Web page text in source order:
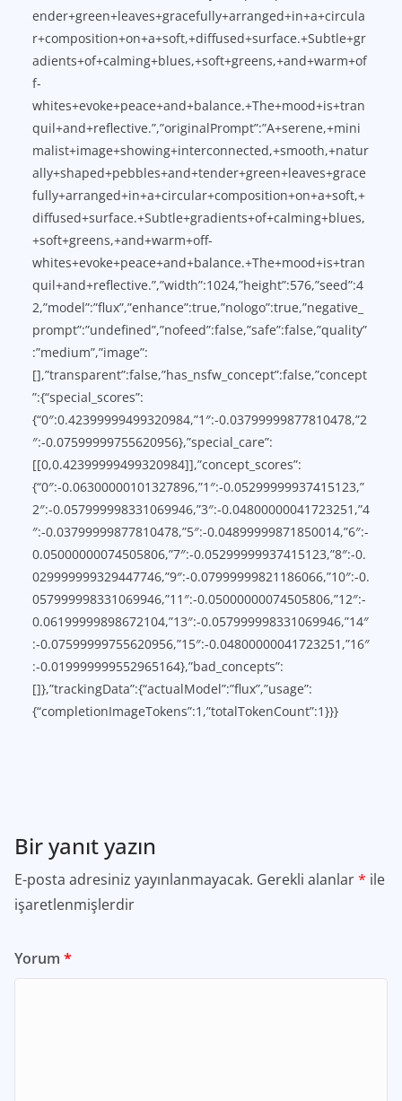
ender+green+leaves+gracefully+arranged+in+a+circula
r+composition+on+a+soft,+diffused+surface.+Subtle+gr
adients+of+calming+blues,+soft+greens,+and+warm+of
f-
whites+evoke+peace+and+balance.+The+mood+is+tran
quil+and+reflective.”,”originalPrompt”:”A+serene,+mini
malist+image+showing+interconnected,+smooth,+natur
ally+shaped+pebbles+and+tender+green+leaves+grace
fully+arranged+in+a+circular+composition+on+a+soft,+
diffused+surface.+Subtle+gradients+of+calming+blues,
+soft+greens,+and+warm+off-
whites+evoke+peace+and+balance.+The+mood+is+tran
quil+and+reflective.”,”width”:1024,”height”:576,”seed”:4
2,”model”:”flux”,”enhance”:true,”nologo”:true,”negative_
prompt”:”undefined”,”nofeed”:false,”safe”:false,”quality”
:”medium”,”image”:
[],”transparent”:false,”has_nsfw_concept”:false,”concept
”:{“special_scores”:
{“0″:0.42399999499320984,”1″:-0.03799999877810478,”2
″:-0.07599999755620956},”special_care”:
[[0,0.42399999499320984]],”concept_scores”:
{“0″:-0.06300000101327896,”1″:-0.05299999937415123,”
2″:-0.057999998331069946,”3″:-0.04800000041723251,”4
″:-0.03799999877810478,”5″:-0.04899999871850014,”6″:-
0.05000000074505806,”7″:-0.05299999937415123,”8″:-0.
029999999329447746,”9″:-0.07999999821186066,”10″:-0.
057999998331069946,”11″:-0.05000000074505806,”12″:-
0.06199999898672104,”13″:-0.057999998331069946,”14″
:-0.07599999755620956,”15″:-0.04800000041723251,”16″
:-0.019999999552965164},”bad_concepts”:
[]},”trackingData”:{“actualModel”:”flux”,”usage”:
{“completionImageTokens”:1,”totalTokenCount”:1}}}
Bir yanıt yazın
E-posta adresiniz yayınlanmayacak. Gerekli alanlar* ile
işaretlenmişlerdir
Yorum *